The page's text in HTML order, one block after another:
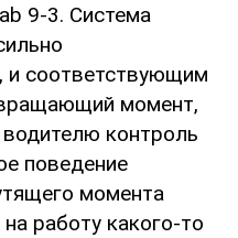
9-3. Система
и соответствующим
момент,
контроль
поведение
момента
работу какого-то